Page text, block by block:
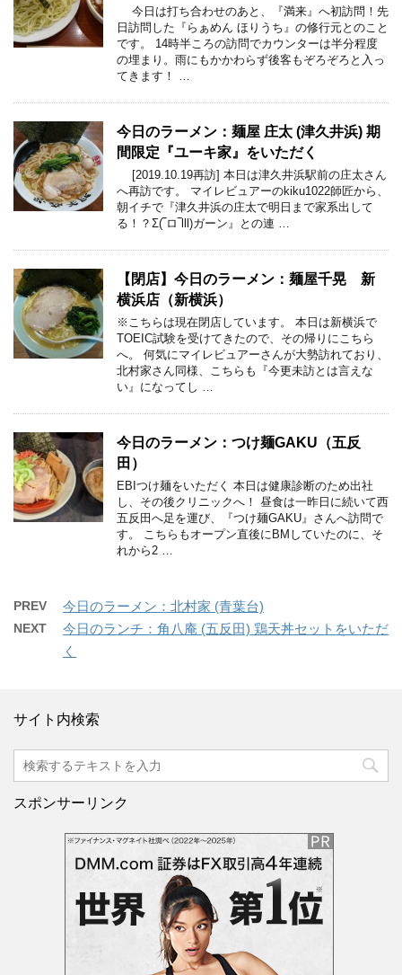
今日は打ち合わせのあと、『満来』へ初訪問！先
日訪問した『らぁめん ほりうち』の修行元とのこと
です。 14時半ころの訪問でカウンターは半分程度
の埋まり。雨にもかかわらず後客もぞろぞろと入っ
てきます！ …
今日のラーメン：麺屋 庄太 (津久井浜) 期
間限定『ユーキ家』をいただく
[2019.10.19再訪] 本日は津久井浜駅前の庄太さん
へ再訪です。 マイレビュアーのkiku1022師匠から、
朝イチで『津久井浜の庄太で明日まで家系出して
る！？Σ(‾ロ‾lll)ガーン』との連 …
【閉店】今日のラーメン：麺屋千晃 新
横浜店（新横浜）
※こちらは現在閉店しています。 本日は新横浜で
TOEIC試験を受けてきたので、その帰りにこちら
へ。 何気にマイレビュアーさんが大勢訪れており、
北村家さん同様、こちらも『今更未訪とは言えな
い』になってし …
今日のラーメン：つけ麺GAKU（五反
田）
EBIつけ麺をいただく 本日は健康診断のため出社
し、その後クリニックへ！ 昼食は一昨日に続いて西
五反田へ足を運び、『つけ麺GAKU』さんへ訪問で
す。 こちらもオープン直後にBMしていたのに、そ
れから2 …
PREV 今日のラーメン：北村家 (青葉台)
NEXT
今日のランチ：角八庵 (五反田) 鶏天丼セットをいただ
く
サイト内検索
スポンサーリンク